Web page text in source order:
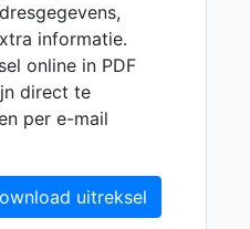
informatie.
online in PDF
direct te
per e-mail
uitreksel